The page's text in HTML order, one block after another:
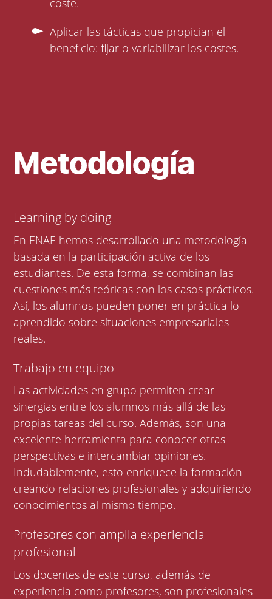
coste.
Aplicar las tácticas que propician el
beneficio: fijar o variabilizar los costes.
Metodología
Learning by doing
En ENAE hemos desarrollado una metodología
basada en la participación activa de los
estudiantes. De esta forma, se combinan las
cuestiones más teóricas con los casos prácticos.
Así, los alumnos pueden poner en práctica lo
aprendido sobre situaciones empresariales
reales.
Trabajo en equipo
Las actividades en grupo permiten crear
sinergias entre los alumnos más allá de las
propias tareas del curso. Además, son una
excelente herramienta para conocer otras
perspectivas e intercambiar opiniones.
Indudablemente, esto enriquece la formación
creando relaciones profesionales y adquiriendo
conocimientos al mismo tiempo.
Profesores con amplia experiencia
profesional
Los docentes de este curso, además de
experiencia como profesores, son profesionales